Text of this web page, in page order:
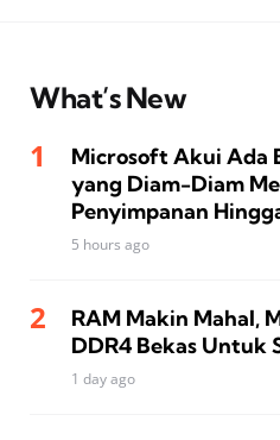
What’s New
Microsoft Akui Ada
yang Diam-Diam
Penyimpanan
5 hours ago
RAM Makin Mahal,
DDR4 Bekas Untuk
1 day ago